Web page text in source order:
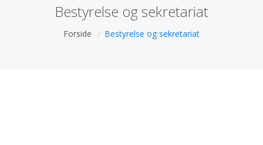
Bestyrelse og sekretariat
Forside / Bestyrelse og sekretariat